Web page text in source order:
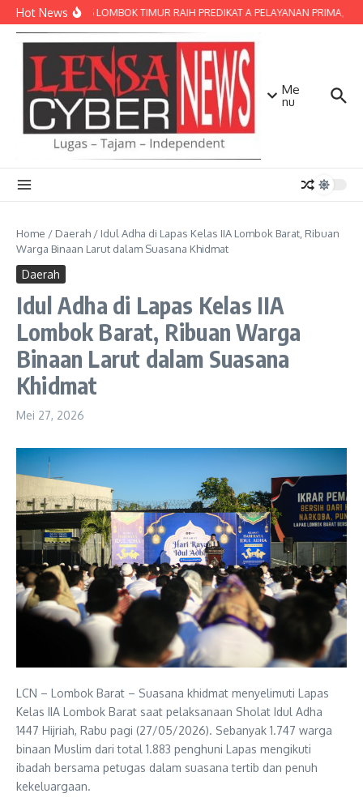
Lewati ke konten
Hot NewsPOLRES LOMBOK TIMUR RAIH PREDIKAT A PELAYANAN PRIMA,
Me
nu
Home / Daerah / Idul Adha di Lapas Kelas IIA Lombok Barat, Ribuan
Warga Binaan Larut dalam Suasana Khidmat
Daerah
Idul Adha di Lapas Kelas IIA
Lombok Barat, Ribuan Warga
Binaan Larut dalam Suasana
Khidmat
Mei 27, 2026
LCN – Lombok Barat – Suasana khidmat menyelimuti Lapas
Kelas IIA Lombok Barat saat pelaksanaan Sholat Idul Adha
1447 Hijriah, Rabu pagi (27/05/2026). Sebanyak 1.747 warga
binaan Muslim dari total 1.883 penghuni Lapas mengikuti
ibadah bersama petugas dalam suasana tertib dan penuh
kekeluargaan.